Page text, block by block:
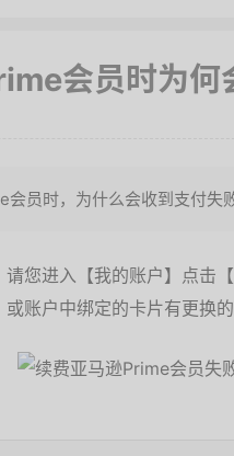
会员时为何
会员时，为什么会收到支付失
请您进入【我的账户】点击
账户中绑定的卡片有更换